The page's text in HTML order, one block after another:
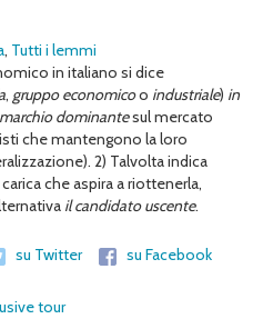
, Tutti i lemmi
in italiano si dice
, gruppo economicoo industriale) in
marchio dominantesul mercato
che mantengono la loro
2) Talvolta indica
che aspira a riottenerla,
il candidato uscente.
su Twitter
su Facebook
tour